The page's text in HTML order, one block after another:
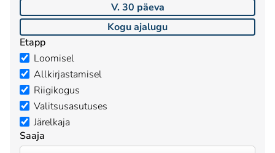
V. 30 päeva
Kogu ajalugu
Etapp
Loomisel
Allkirjastamisel
Riigikogus
Valitsusasutuses
Järelkaja
Saaja